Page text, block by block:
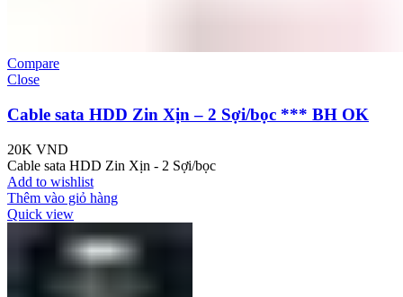
Compare
Close
Cable sata HDD Zin Xịn – 2 Sợi/bọc *** BH OK
20K VND
Cable sata HDD Zin Xịn - 2 Sợi/bọc
Add to wishlist
Thêm vào giỏ hàng
Quick view